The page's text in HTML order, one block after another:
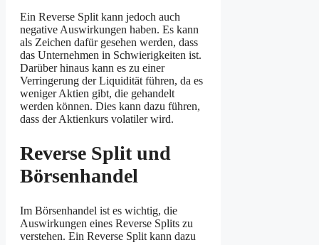
Ein Reverse Split kann jedoch auch
negative Auswirkungen haben. Es kann
als Zeichen dafür gesehen werden, dass
das Unternehmen in Schwierigkeiten ist.
Darüber hinaus kann es zu einer
Verringerung der Liquidität führen, da es
weniger Aktien gibt, die gehandelt
werden können. Dies kann dazu führen,
dass der Aktienkurs volatiler wird.
Reverse Split und
Börsenhandel
Im Börsenhandel ist es wichtig, die
Auswirkungen eines Reverse Splits zu
verstehen. Ein Reverse Split kann dazu